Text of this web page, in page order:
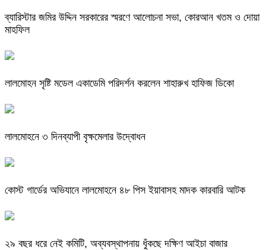
ব্যারিস্টার জমির উদ্দিন সরকারের স্মরণে আলোচনা সভা, কোরআন খতম ও দোয়া
মাহফিল
লালমোহন সৃষ্টি মডেল একাডেমি পরিদর্শন করলেন শাহারুখ হাফিজ ডিকো
লালমোহনে ৩ দিনব্যাপী বৃক্ষমেলার উদ্বোধন
কোস্ট গার্ডের অভিযানে লালমোহনে ৪৮ পিস ইয়াবাসহ মাদক কারবারি আটক
২৯ বছর ধরে নেই কমিটি, অব্যবস্থাপনায় ধুঁকছে দক্ষিণ আইচা বাজার